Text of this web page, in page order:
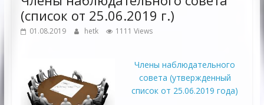
(список от 25.06.2019 г.)
01.08.2019 hetk 1111 Views
Члены наблюдательного
совета (утвержденный
список от 25.06.2019 года)